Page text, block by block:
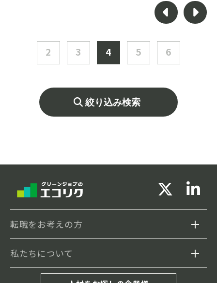
今回下記ポジションを募集しています。環
2 3 4 5 6
絞り込み検索
転職をお考えの方
求人検索
私たちについて